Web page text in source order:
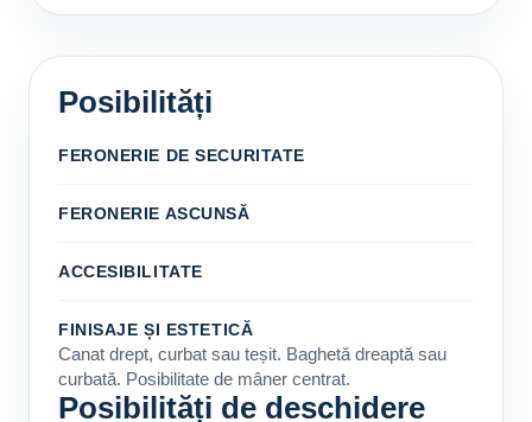
Posibilități
FERONERIE DE SECURITATE
FERONERIE ASCUNSĂ
ACCESIBILITATE
FINISAJE ȘI ESTETICĂ
Canat drept, curbat sau teșit. Baghetă dreaptă sau
curbată. Posibilitate de mâner centrat.
Posibilități de deschidere